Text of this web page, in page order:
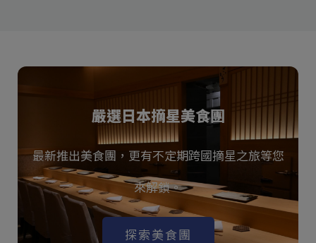
嚴選日本摘星美食團
最新推出美食團，更有不定期跨國摘星之旅等您
來解鎖。
探索美食團